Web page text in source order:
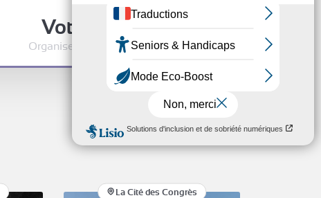
Votre événement
Organisez votre événement à la Cité
La Cité des Congrès